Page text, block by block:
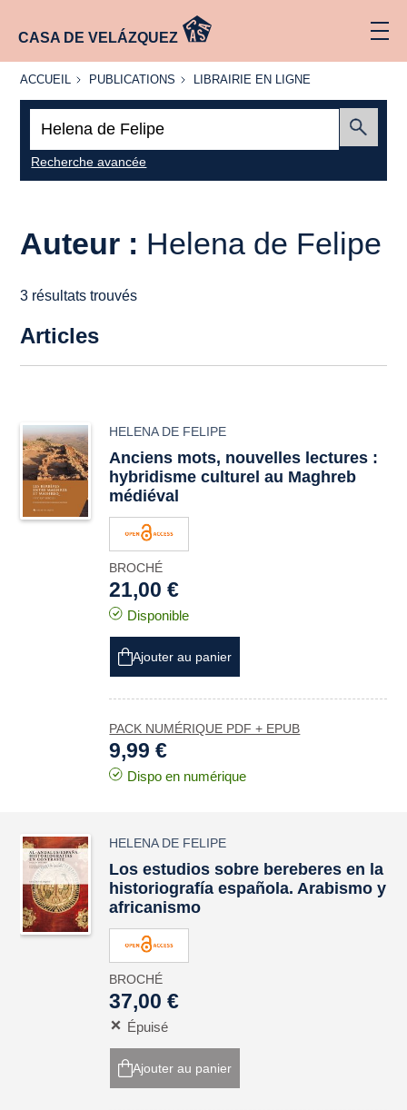
CASA DE VELÁZQUEZ
ACCUEIL
ACCUEIL PUBLICATIONS
PUBLICATIONS
LIBRAIRIE
LIBRAIRIE EN LIGNE
Recherche avancée
Auteur : Helena de Felipe
3 résultats trouvés
Articles
HELENA DE FELIPE
Anciens mots, nouvelles lectures :
hybridisme culturel au Maghreb
médiéval
BROCHÉ
21,00 €
Disponible
Ajouter au panier
PACK NUMÉRIQUE PDF + EPUB
9,99 €
Dispo en numérique
HELENA DE FELIPE
Los estudios sobre bereberes en la
historiografía española. Arabismo y
africanismo
BROCHÉ
37,00 €
Épuisé
Ajouter au panier